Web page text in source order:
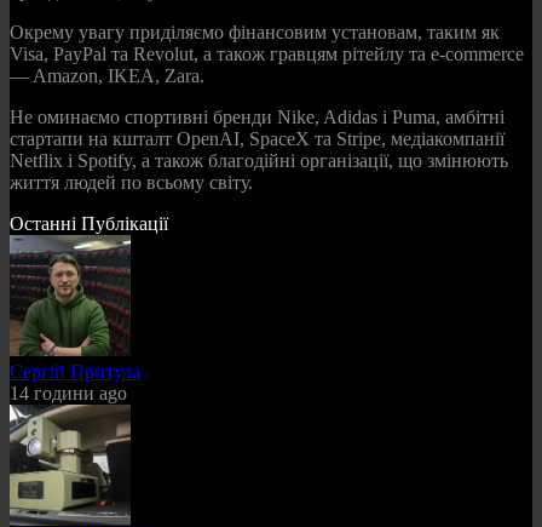
Окрему увагу приділяємо фінансовим установам, таким як
Visa, PayPal та Revolut, а також гравцям рітейлу та e-commerce
— Amazon, IKEA, Zara.
Не оминаємо спортивні бренди Nike, Adidas і Puma, амбітні
стартапи на кшталт OpenAI, SpaceX та Stripe, медіакомпанії
Netflix і Spotify, а також благодійні організації, що змінюють
життя людей по всьому світу.
Останні Публікації
Сергій Притула
14 години ago